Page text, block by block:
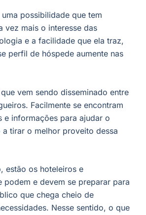
possibilidade que tem
vez mais o interesse das
e a facilidade que ela traz,
perfil de hóspede aumente nas
vem sendo disseminado entre
Facilmente se encontram
e informações para ajudar o
tirar o melhor proveito dessa
estão os hoteleiros e
podem e devem se preparar para
que chega cheio de
Nesse sentido, o que